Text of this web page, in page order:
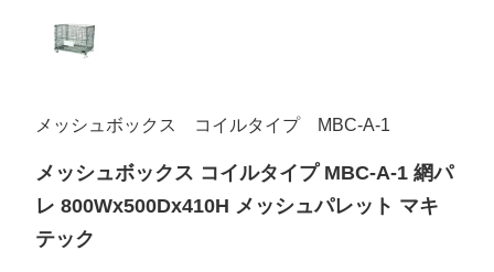
メッシュボックス コイルタイプ MBC-A-1
メッシュボックス コイルタイプ MBC-A-1 網パ
レ 800Wx500Dx410H メッシュパレット マキ
テック